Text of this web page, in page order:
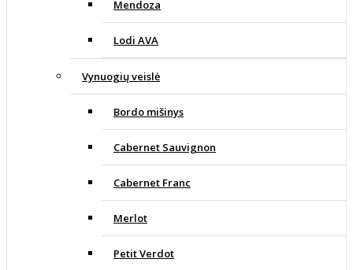
Mendoza
Lodi AVA
Vynuogių veislė
Bordo mišinys
Cabernet Sauvignon
Cabernet Franc
Merlot
Petit Verdot